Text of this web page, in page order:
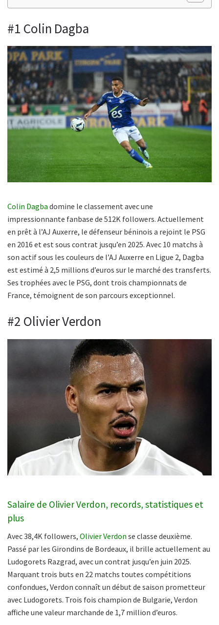
#1 Colin Dagba
Colin Dagba domine le classement avec une
impressionnante fanbase de 512K followers. Actuellement
en prêt à l’AJ Auxerre, le défenseur béninois a rejoint le PSG
en 2016 et est sous contrat jusqu’en 2025. Avec 10 matchs à
son actif sous les couleurs de l’AJ Auxerre en Ligue 2, Dagba
est estimé à 2,5 millions d’euros sur le marché des transferts.
Ses trophées avec le PSG, dont trois championnats de
France, témoignent de son parcours exceptionnel.
#2 Olivier Verdon
Salaire de Olivier Verdon, records, statistiques et
plus
Avec 38,4K followers, Olivier Verdon se classe deuxième.
Passé par les Girondins de Bordeaux, il brille actuellement au
Ludogorets Razgrad, avec un contrat jusqu’en juin 2025.
Marquant trois buts en 22 matchs toutes compétitions
confondues, Verdon connaît un début de saison prometteur
avec Ludogorets. Trois fois champion de Bulgarie, Verdon
affiche une valeur marchande de 1,7 million d’euros.